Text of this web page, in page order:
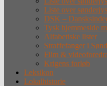
Liste over
DSK –
Tysk hjemmeside
Alfabetiske lister
Straffefanger i
Film &
Krigens forløb
Leksikon
Lokalhistorie